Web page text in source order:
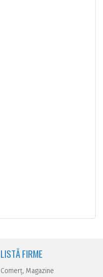
LISTĂ FIRME
Comerţ, Magazine